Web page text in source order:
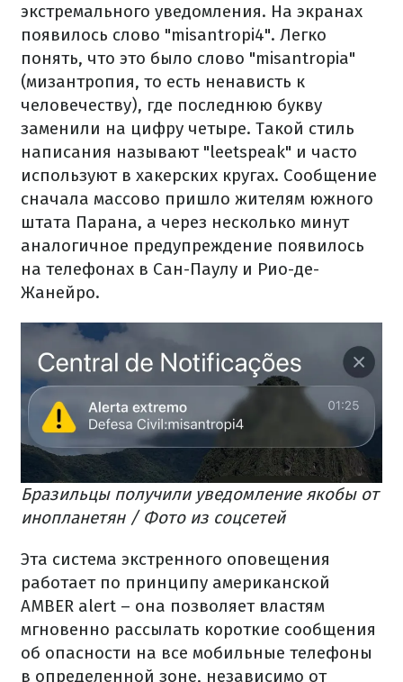
экстремального уведомления. На экранах
появилось слово "misantropi4". Легко
понять, что это было слово "misantropia"
(мизантропия, то есть ненависть к
человечеству), где последнюю букву
заменили на цифру четыре. Такой стиль
написания называют "leetspeak" и часто
используют в хакерских кругах. Сообщение
сначала массово пришло жителям южного
штата Парана, а через несколько минут
аналогичное предупреждение появилось
на телефонах в Сан-Паулу и Рио-де-
Жанейро.
Бразильцы получили уведомление якобы от
инопланетян / Фото из соцсетей
Эта система экстренного оповещения
работает по принципу американской
AMBER alert – она позволяет властям
мгновенно рассылать короткие сообщения
об опасности на все мобильные телефоны
в определенной зоне, независимо от